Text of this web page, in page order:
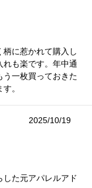
に惹かれて購入し
れも楽です。年中通
う一枚買っておきた
。
2025/10/19
た元アパレルアド